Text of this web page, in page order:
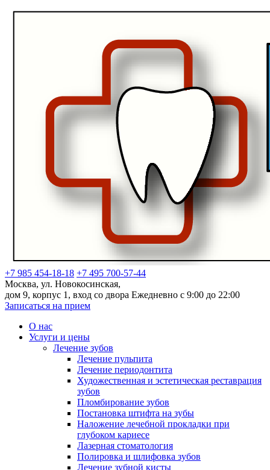
+7 985 454-18-18 +7 495 700-57-44
Москва, ул. Новокосинская,
дом 9, корпус 1, вход со двора Ежедневно с 9:00 до 22:00
Записаться на прием
О нас
Услуги и цены
Лечение зубов
Лечение пульпита
Лечение периодонтита
Художественная и эстетическая реставрация
зубов
Пломбирование зубов
Постановка штифта на зубы
Наложение лечебной прокладки при
глубоком кариесе
Лазерная стоматология
Полировка и шлифовка зубов
Лечение зубной кисты